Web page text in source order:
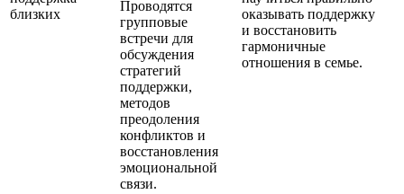
близких
Проводятся
групповые
встречи для
обсуждения
стратегий
поддержки,
методов
преодоления
конфликтов и
восстановления
эмоциональной
связи.
оказывать поддержку
и восстановить
гармоничные
отношения в семье.